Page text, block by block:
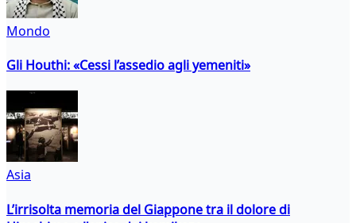
Mondo
Gli Houthi: «Cessi l’assedio agli yemeniti»
Asia
L’irrisolta memoria del Giappone tra il dolore di